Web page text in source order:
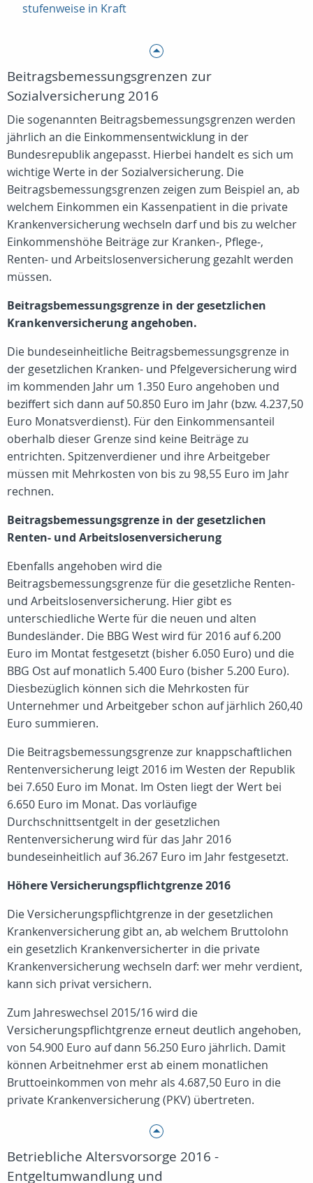
stufenweise in Kraft
Beitragsbemessungsgrenzen zur
Sozialversicherung 2016
Die sogenannten Beitragsbemessungsgrenzen werden
jährlich an die Einkommensentwicklung in der
Bundesrepublik angepasst. Hierbei handelt es sich um
wichtige Werte in der Sozialversicherung. Die
Beitragsbemessungsgrenzen zeigen zum Beispiel an, ab
welchem Einkommen ein Kassenpatient in die private
Krankenversicherung wechseln darf und bis zu welcher
Einkommenshöhe Beiträge zur Kranken-, Pflege-,
Renten- und Arbeitslosenversicherung gezahlt werden
müssen.
Beitragsbemessungsgrenze in der gesetzlichen
Krankenversicherung angehoben.
Die bundeseinheitliche Beitragsbemessungsgrenze in
der gesetzlichen Kranken- und Pfelgeversicherung wird
im kommenden Jahr um 1.350 Euro angehoben und
beziffert sich dann auf 50.850 Euro im Jahr (bzw. 4.237,50
Euro Monatsverdienst). Für den Einkommensanteil
oberhalb dieser Grenze sind keine Beiträge zu
entrichten. Spitzenverdiener und ihre Arbeitgeber
müssen mit Mehrkosten von bis zu 98,55 Euro im Jahr
rechnen.
Beitragsbemessungsgrenze in der gesetzlichen
Renten- und Arbeitslosenversicherung
Ebenfalls angehoben wird die
Beitragsbemessungsgrenze für die gesetzliche Renten-
und Arbeitslosenversicherung. Hier gibt es
unterschiedliche Werte für die neuen und alten
Bundesländer. Die BBG West wird für 2016 auf 6.200
Euro im Montat festgesetzt (bisher 6.050 Euro) und die
BBG Ost auf monatlich 5.400 Euro (bisher 5.200 Euro).
Diesbezüglich können sich die Mehrkosten für
Unternehmer und Arbeitgeber schon auf järhlich 260,40
Euro summieren.
Die Beitragsbemessungsgrenze zur knappschaftlichen
Rentenversicherung leigt 2016 im Westen der Republik
bei 7.650 Euro im Monat. Im Osten liegt der Wert bei
6.650 Euro im Monat. Das vorläufige
Durchschnittsentgelt in der gesetzlichen
Rentenversicherung wird für das Jahr 2016
bundeseinheitlich auf 36.267 Euro im Jahr festgesetzt.
Höhere Versicherungspflichtgrenze 2016
Die Versicherungspflichtgrenze in der gesetzlichen
Krankenversicherung gibt an, ab welchem Bruttolohn
ein gesetzlich Krankenversicherter in die private
Krankenversicherung wechseln darf: wer mehr verdient,
kann sich privat versichern.
Zum Jahreswechsel 2015/16 wird die
Versicherungspflichtgrenze erneut deutlich angehoben,
von 54.900 Euro auf dann 56.250 Euro jährlich. Damit
können Arbeitnehmer erst ab einem monatlichen
Bruttoeinkommen von mehr als 4.687,50 Euro in die
private Krankenversicherung (PKV) übertreten.
Betriebliche Altersvorsorge 2016 -
Entgeltumwandlung und